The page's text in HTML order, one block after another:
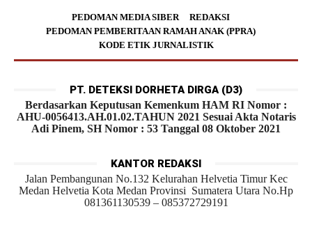
PEDOMAN MEDIA SIBER
REDAKSI
PEDOMAN PEMBERITAAN RAMAH ANAK (PPRA)
KODE ETIK JURNALISTIK
PT. DETEKSI DORHETA DIRGA (D3)
Berdasarkan Keputusan Kemenkum HAM RI Nomor :
AHU-0056413.AH.01.02.TAHUN 2021 Sesuai Akta Notaris
Adi Pinem, SH Nomor : 53 Tanggal 08 Oktober 2021
KANTOR REDAKSI
Jalan Pembangunan No.132 Kelurahan Helvetia Timur Kec
Medan Helvetia Kota Medan Provinsi Sumatera Utara No.Hp
081361130539 – 085372729191